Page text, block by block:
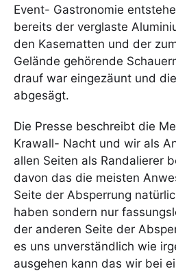
Event- Gastronomie
bereits der verglaste
den Kasematten und der
Gelände gehörende
drauf war eingezäunt und
abgesägt.
Die Presse beschreibt die
Krawall- Nacht und wir als
allen Seiten als Randalierer
davon das die meisten
Seite der Absperrung
haben sondern nur
der anderen Seite der
es uns unverständlich wie
ausgehen kann das wir bei